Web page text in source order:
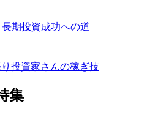
期投資成功への道
投資家さんの稼ぎ技
集